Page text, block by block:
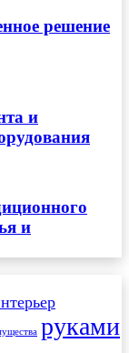
решение
и
и
руками